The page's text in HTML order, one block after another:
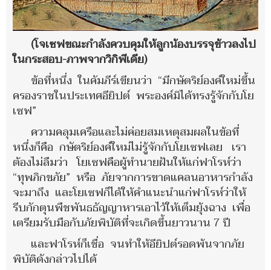
(โจเซฟขณะกำลังควบคุมให้ลูกน้องบรรจุข้าวลงไป
ในกระสอบ-ภาพจากวิกิพีเดีย)
ข้อที่หนึ่ง ในคัมภีร์เขียนว่า “มีกษัตริย์องค์ใหม่ขึ้น
ครองราชในประเทศอียิปต์ พระองค์มิได้ทรงรู้จักกับโย
เซฟ”
ความคลุมเครือและไม่ค่อยสมเหตุสมผลในข้อที่
หนึ่งก็คือ กษัตริย์องค์ใหม่ไม่รู้จักกับโยเซฟเลย เรา
ต้องไม่ลืมว่า โยเซฟคือผู้ทำนายฝันให้แก่ฟาโรห์ว่า
“ทุพภิกขภัย” หรือ ภัยจากการขาดแคลนอาหารกำลัง
จะมาถึง และโยเซฟก็ได้ให้คำแนะนำแก่ฟาโรห์ว่าให้
รีบกักตุนพืชพันธธัญญาหารเอาไว้ให้เต็มยุ้งฉาง เพื่อ
เตรียมรับมือกับภัยพิบัติที่จะเกิดขึ้นยาวนาน 7 ปี
และฟาโรห์ก็เชื่อ จนทำให้อียิปต์รอดพ้นจากภัย
พิบัติดังกล่าวไปได้